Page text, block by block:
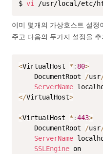
$ vi /usr/local/etc/
이미 몇개의 가상호스트 설정
주고 다음의 두가지 설정을
<VirtualHost * : 80>
    DocumentRoot
/usr
ServerName
</VirtualHost>
<VirtualHost * :443>
    DocumentRoot
/usr
ServerName
SSLEngine on